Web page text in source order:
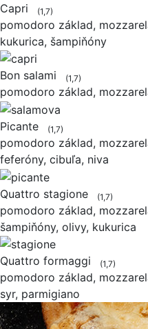
Capri (1,7)
pomodoro základ,
kukurica, šampiňóny
Bon salami (1,7)
pomodoro základ,
Picante (1,7)
pomodoro základ,
feferóny, cibuľa, niva
Quattro stagione (1,7)
pomodoro základ,
šampiňóny, olivy, kukurica
Quattro formaggi (1,7)
pomodoro základ,
syr, parmigiano